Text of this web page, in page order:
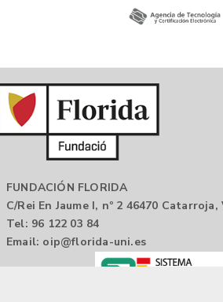
FUNDACIÓN FLORIDA
C/Rei En Jaume I, nº 2 46470 Catarroja,
Tel: 96 122 03 84
Email: oip@florida-uni.es